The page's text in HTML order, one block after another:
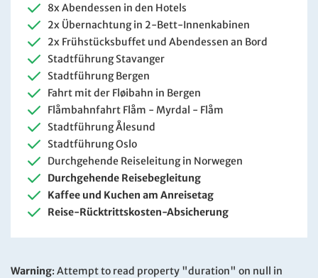
8x Abendessen in den Hotels
2x Übernachtung in 2-Bett-Innenkabinen
2x Frühstücksbuffet und Abendessen an Bord
Stadtführung Stavanger
Stadtführung Bergen
Fahrt mit der Fløibahn in Bergen
Flåmbahnfahrt Flåm - Myrdal - Flåm
Stadtführung Ålesund
Stadtführung Oslo
Durchgehende Reiseleitung in Norwegen
Durchgehende Reisebegleitung
Kaffee und Kuchen am Anreisetag
Reise-Rücktrittskosten-Absicherung
Warning: Attempt to read property "duration" on null in